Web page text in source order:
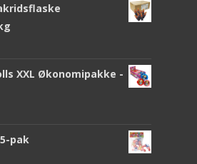
XXL Økonomipakke -
pak